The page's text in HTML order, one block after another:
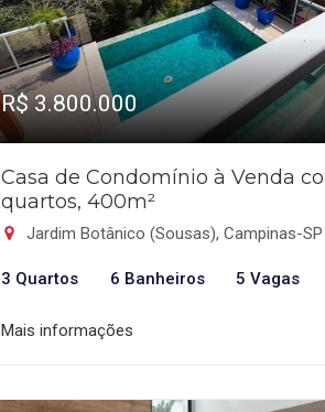
R$ 3.800.000
Casa de Condomínio à Venda
quartos, 400m²
Jardim Botânico (Sousas), Campinas-SP
3 Quartos 6 Banheiros 5 Vagas
Mais informações